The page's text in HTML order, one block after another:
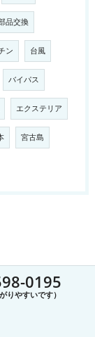
品交換
ン 台風
バイパス
エクステリア
宮古島
0195
りやすいです）